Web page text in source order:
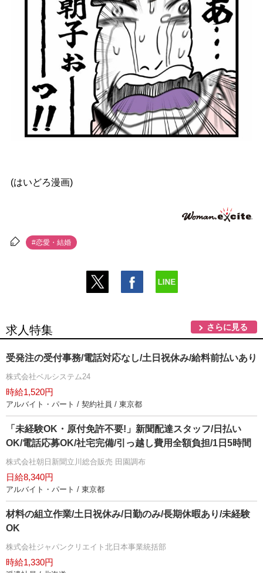
(はいどろ漫画)
#恋愛・結婚
求人特集 さらに見る
受発注の受付事務/電話対応なし/土日祝休み/給料前払いあり
株式会社ベルシステム24
時給1,520円
アルバイト・パート / 契約社員 / 東京都
「未経験OK・原付免許不要!」新聞配達スタッフ/日払い
OK/電話応募OK/社宅完備/引っ越し費用全額負担/1日5時間
株式会社朝日新聞立川総合販売 田園調布
日給8,340円
アルバイト・パート / 東京都
材料の組立作業/土日祝休み/日勤のみ/長期休暇あり/未経験
OK
株式会社ジャパンクリエイト北日本事業統括部
時給1,330円